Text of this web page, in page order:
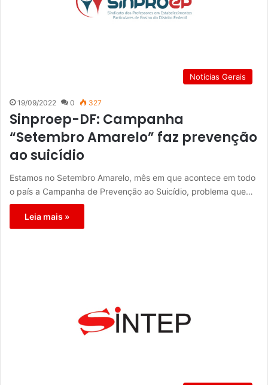
Notícias Gerais
19/09/2022 0 327
Sinproep-DF: Campanha
“Setembro Amarelo” faz prevenção
ao suicídio
Estamos no Setembro Amarelo, mês em que acontece em todo
o país a Campanha de Prevenção ao Suicídio, problema que…
Leia mais »